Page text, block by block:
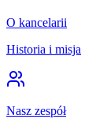
O kancelarii
Historia i misja
Nasz zespół